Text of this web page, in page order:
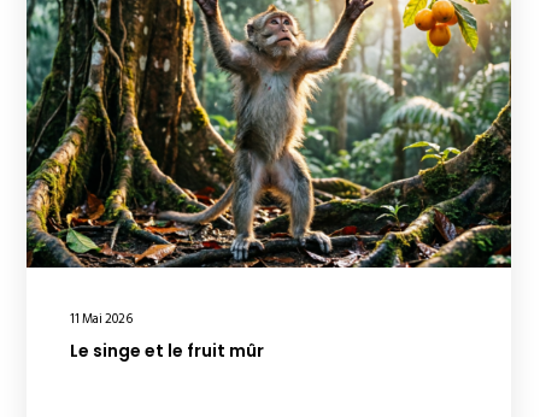
11 Mai 2026
Le singe et le fruit mûr